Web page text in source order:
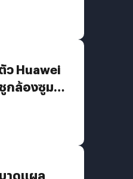
ว Huawei
กล้องซูม
าดแผล